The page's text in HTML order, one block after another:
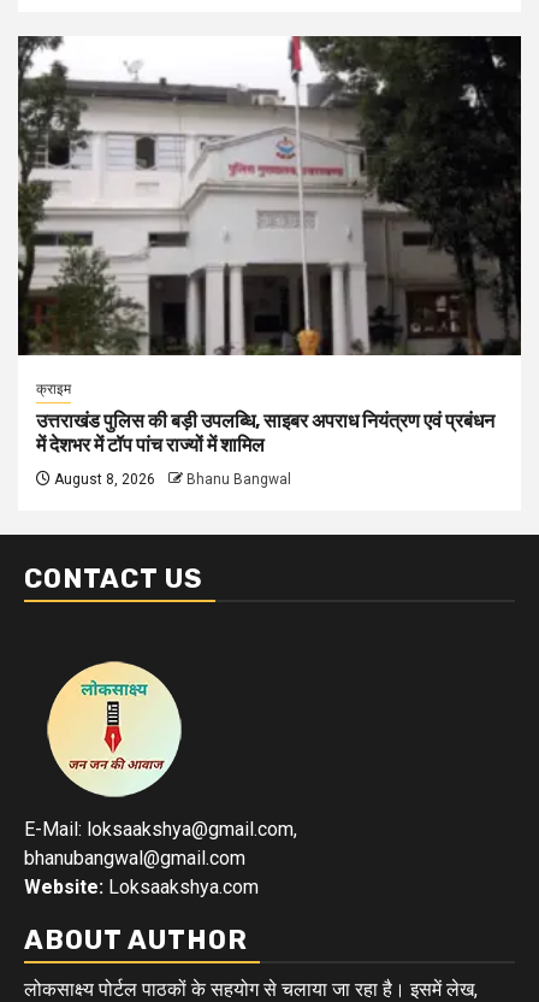
क्राइम
उत्तराखंड पुलिस की बड़ी उपलब्धि, साइबर अपराध नियंत्रण एवं प्रबंधन
में देशभर में टॉप पांच राज्यों में शामिल
August 8, 2026 Bhanu Bangwal
CONTACT US
E-Mail: loksaakshya@gmail.com,
bhanubangwal@gmail.com
Website: Loksaakshya.com
ABOUT AUTHOR
लोकसाक्ष्य पोर्टल पाठकों के सहयोग से चलाया जा रहा है। इसमें लेख,